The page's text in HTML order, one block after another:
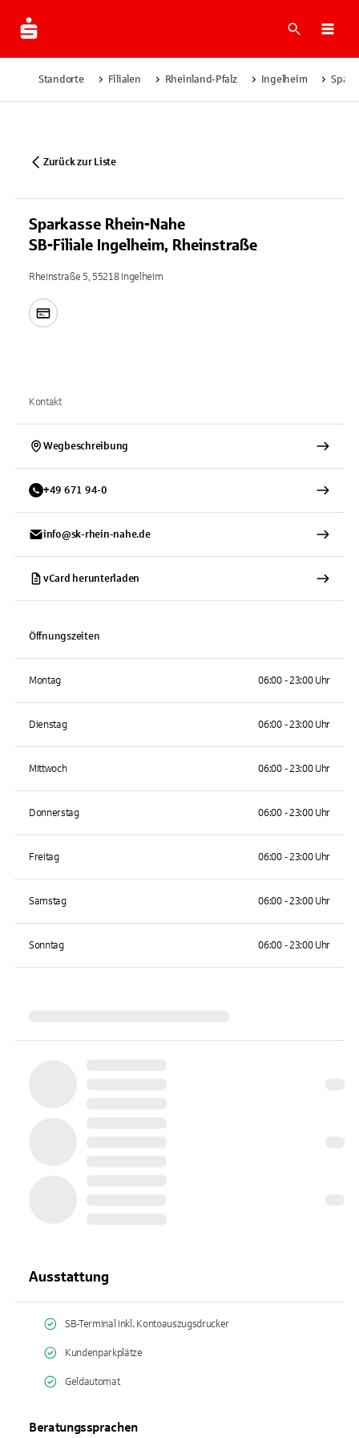
Suche
Standorte Filialen Rheinland-Pfalz Ingelheim
Zurück zur Liste
Sparkasse Rhein-Nahe
SB-Filiale Ingelheim, Rheinstraße
Rheinstraße 5, 55218 Ingelheim
Kontakt
Wegbeschreibung
+49 671 94-0
info@sk-rhein-nahe.de
vCard herunterladen
Öffnungszeiten
Montag 06:00 - 23:00 Uhr
Dienstag 06:00 - 23:00 Uhr
Mittwoch 06:00 - 23:00 Uhr
Donnerstag 06:00 - 23:00 Uhr
Freitag 06:00 - 23:00 Uhr
Samstag 06:00 - 23:00 Uhr
Sonntag 06:00 - 23:00 Uhr
Ausstattung
SB-Terminal inkl. Kontoauszugsdrucker
Kundenparkplätze
Geldautomat
Beratungssprachen